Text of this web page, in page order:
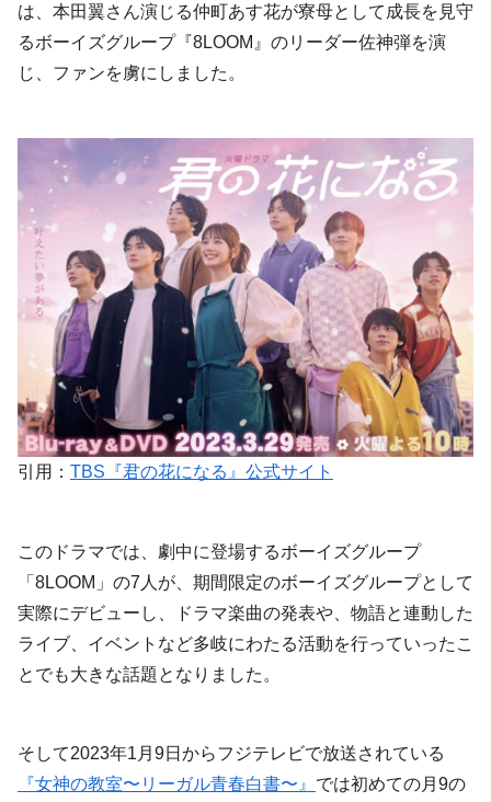
は、本田翼さん演じる仲町あす花が寮母として成長を見守
るボーイズグループ『8LOOM』のリーダー佐神弾を演
じ、ファンを虜にしました。
引用： TBS『君の花になる』公式サイト
このドラマでは、劇中に登場するボーイズグループ
「8LOOM」の7人が、期間限定のボーイズグループとして
実際にデビューし、ドラマ楽曲の発表や、物語と連動した
ライブ、イベントなど多岐にわたる活動を行っていったこ
とでも大きな話題となりました。
そして2023年1月9日からフジテレビで放送されている
『女神の教室〜リーガル青春白書〜』 では初めての月9の